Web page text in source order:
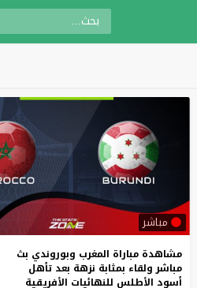
مباشر
مشاهدة مباراة المغرب وبوروندي بث
مباشر ولقاء بمثابة نزهة بعد تأهل
أسود الأطلس للنهائيات الأفريقية